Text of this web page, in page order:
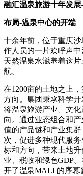
融汇温泉旅游十年发
布局-温泉中心的开端
十余年前，位于重庆
作人员的一片欢呼声
天然温泉水滋养着这
航。
在1200亩的土地之上
方向。集团秉承科学开
将温泉旅游产业、文
向。通过业态组合和
值的产品链和产业集
次，促进多种现代服
标和方向，带来土地
业、税收和绿色GDP
开了温泉MALL的序幕